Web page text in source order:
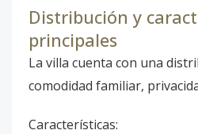
Distribución y
principales
La villa cuenta con una
comodidad familiar,
Características: